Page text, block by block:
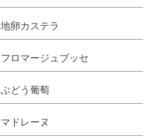
地卵カステラ
フロマージュブッセ
ぶどう葡萄
マドレーヌ